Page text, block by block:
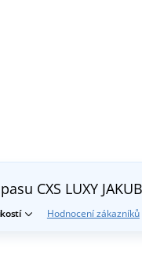
CXS LUXY JAKUB
Hodnocení zákazníků